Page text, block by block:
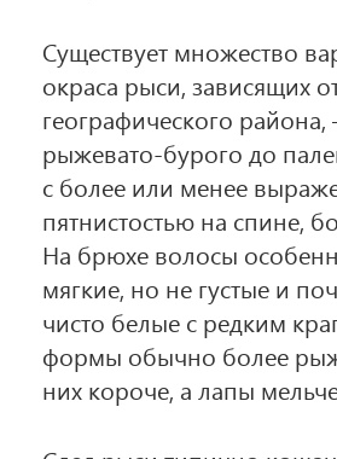
Существует множество
окраса рыси, зависящих
географического
рыжевато-бурого до
с более или менее
пятнистостью на спине,
На брюхе волосы
мягкие, но не густые и
чисто белые с редким
формы обычно более
них короче, а лапы